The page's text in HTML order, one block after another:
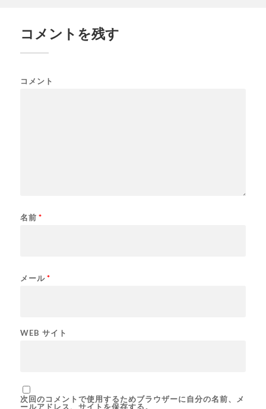
コメントを残す
コメント
名前 *
メール *
WEB サイト
次回のコメントで使用するためブラウザーに自分の名前、メ
ールアドレス、サイトを保存する。